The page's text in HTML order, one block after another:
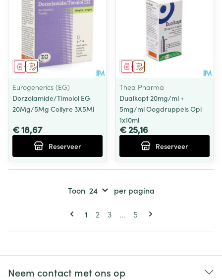
Op voorschrift
Geneesmiddel
Eurogenerics (EG)
Dorzolamide/Timolol EG
20Mg/5Mg Collyre 3X5Ml
€ 18,67
Reserveer
Op voorschrift
Geneesmiddel
Thea Pharma
Dualkopt 20mg/ml +
5mg/ml Oogdruppels Opl
1x10ml
€ 25,16
Reserveer
Pagina's
U lees momenteel pagina
1 Pagina
2 Pagina
3 ... Pagina
5
Toon per pagina
Neem contact met ons op